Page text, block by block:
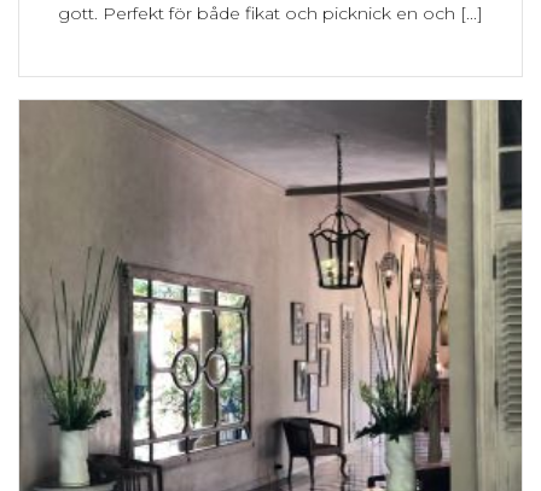
gott. Perfekt för både fikat och picknick en och [...]